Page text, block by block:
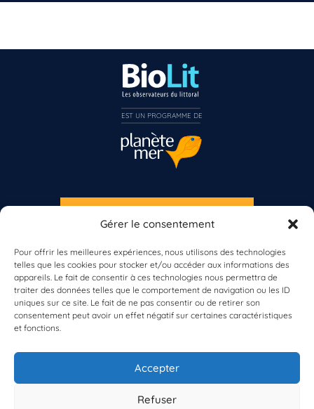
Gérer le consentement
Pour offrir les meilleures expériences, nous utilisons des technologies
telles que les cookies pour stocker et/ou accéder aux informations des
appareils. Le fait de consentir à ces technologies nous permettra de
traiter des données telles que le comportement de navigation ou les ID
uniques sur ce site. Le fait de ne pas consentir ou de retirer son
consentement peut avoir un effet négatif sur certaines caractéristiques
et fonctions.
Accepter
Refuser
À propos de BioLit
Vos données d'observation
Ressources
Résultats du programme
S'INSCRIRE À LA NEWSLETTER
Vous n’êtes pas encore inscrit à Biolit ?
Inscrivez-vous dès maintenant